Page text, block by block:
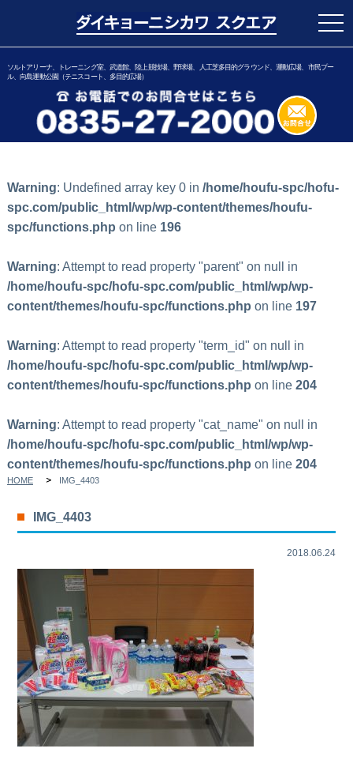
ソルトアリーナ、トレーニング室、武道館、陸上競技場、野球場、人工芝多目的グラウンド、運動広場、市民プー
ル、向島運動公園（テニスコート、多目的広場）
Warning: Undefined array key 0 in /home/houfu-spc/hofu-
spc.com/public_html/wp/wp-content/themes/houfu-
spc/functions.php on line 196
Warning: Attempt to read property "parent" on null in
/home/houfu-spc/hofu-spc.com/public_html/wp/wp-
content/themes/houfu-spc/functions.php on line 197
Warning: Attempt to read property "term_id" on null in
/home/houfu-spc/hofu-spc.com/public_html/wp/wp-
content/themes/houfu-spc/functions.php on line 204
Warning: Attempt to read property "cat_name" on null in
/home/houfu-spc/hofu-spc.com/public_html/wp/wp-
content/themes/houfu-spc/functions.php on line 204
HOME IMG_4403
IMG_4403
2018.06.24